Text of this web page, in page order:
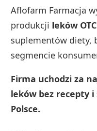
Aflofarm Farmacja
produkcji leków
suplementów diety,
segmencie
Firma uchodzi za
leków bez recepty
Polsce.